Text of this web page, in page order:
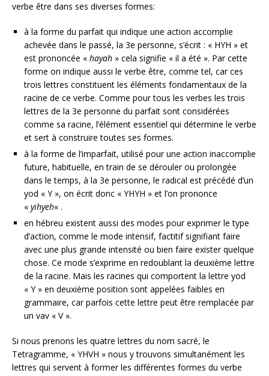
verbe être dans ses diverses formes:
à la forme du parfait qui indique une action accomplie
achevée dans le passé, la 3e personne, s’écrit : « HYH » et
est prononcée « hayah » cela signifie « il a été ». Par cette
forme on indique aussi le verbe être, comme tel, car ces
trois lettres constituent les éléments fondamentaux de la
racine de ce verbe. Comme pour tous les verbes les trois
lettres de la 3e personne du parfait sont considérées
comme sa racine, l’élément essentiel qui détermine le verbe
et sert à construire toutes ses formes.
à la forme de l’imparfait, utilisé pour une action inaccomplie
future, habituelle, en train de se dérouler ou prolongée
dans le temps, à la 3e personne, le radical est précédé d’un
yod « Y », on écrit donc « YHYH » et l’on prononce
« yihyeh« .
en hébreu existent aussi des modes pour exprimer le type
d’action, comme le mode intensif, factitif signifiant faire
avec une plus grande intensité ou bien faire exister quelque
chose. Ce mode s’exprime en redoublant la deuxième lettre
de la racine. Mais les racines qui comportent la lettre yod
« Y » en deuxième position sont appelées faibles en
grammaire, car parfois cette lettre peut être remplacée par
un vav « V ».
Si nous prenons les quatre lettres du nom sacré, le
Tetragramme, « YHVH » nous y trouvons simultanément les
lettres qui servent à former les différentes formes du verbe